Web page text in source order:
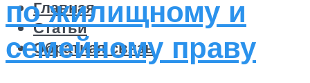
Главная
Статьи
Обратная связь